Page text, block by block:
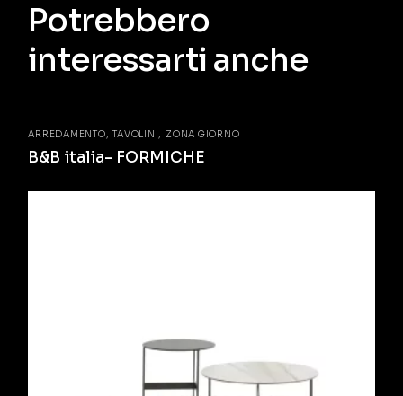
Potrebbero
interessarti anche
ARREDAMENTO TAVOLINI ZONA GIORNO
B&B italia- FORMICHE